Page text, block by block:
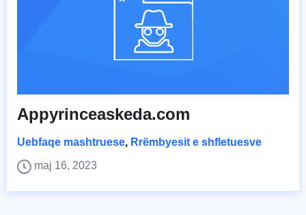
Appyrinceaskeda.com
Uebfaqe mashtruese, Rrëmbyesit e shfletuesve
maj 16, 2023